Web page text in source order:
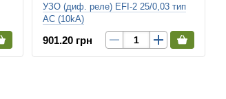
УЗО (диф. реле) EFI-2 25/0,03 тип
AC (10kA)
901.20 грн